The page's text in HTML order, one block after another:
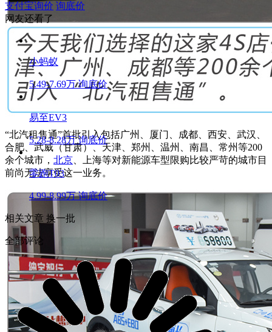
“北汽租售通”首批引入包括广州、厦门、成都、西安、武汉、
合肥、武威（甘肃）、天津、郑州、温州、南昌、常州等200
余个城市， 北京、上海等对新能源车型限购比较严苛的城市目
前尚无法享受这一业务。
支付宝询价 询底价
网友还看了
小蚂蚁
5.49-7.69万 询底价
易至EV3
5.28-8.28万 询底价
零跑T03
4.99-8.99万 询底价
相关文章 换一批
全部评论